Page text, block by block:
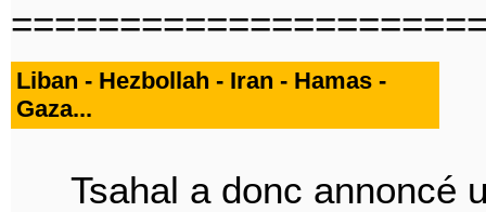
Liban - Hezbollah - Iran - Hamas -
Gaza...
Tsahal a donc annoncé